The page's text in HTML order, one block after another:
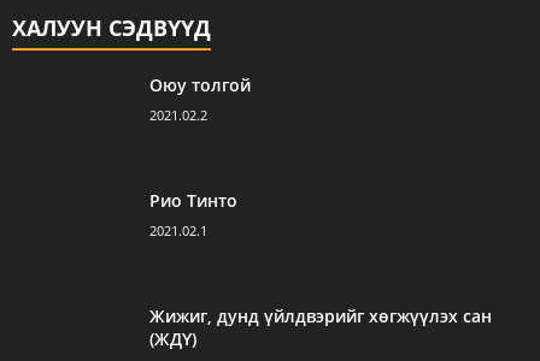
ХАЛУУН СЭДВҮҮД
Оюу толгой
2021.02.2
Рио Тинто
2021.02.1
Жижиг, дунд үйлдвэрийг хөгжүүлэх сан
(ЖДҮ)